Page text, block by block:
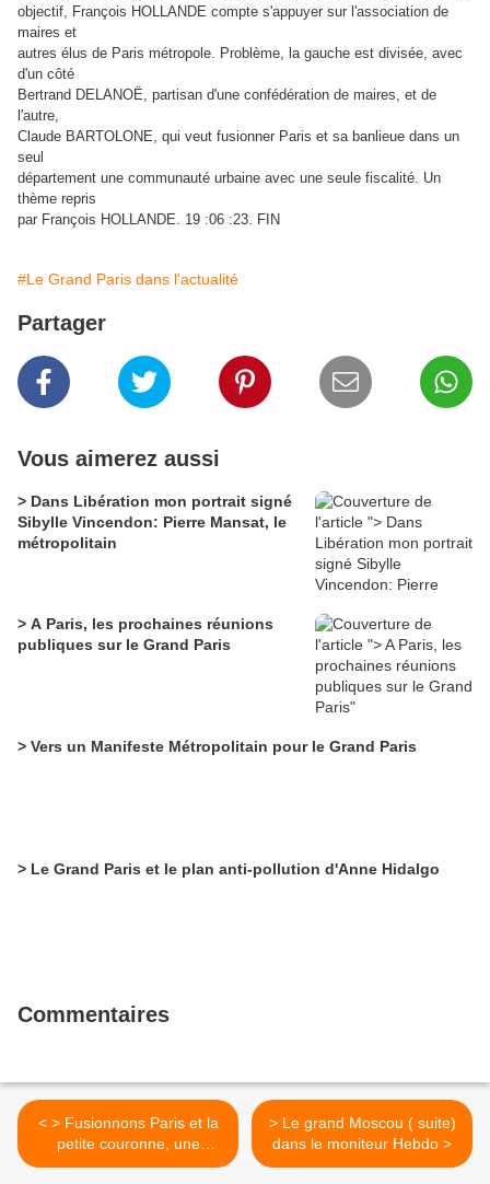
objectif, François HOLLANDE compte s'appuyer sur l'association de
maires et
autres élus de Paris métropole. Problème, la gauche est divisée, avec
d'un côté
Bertrand DELANOË, partisan d'une confédération de maires, et de
l'autre,
Claude BARTOLONE, qui veut fusionner Paris et sa banlieue dans un
seul
département une communauté urbaine avec une seule fiscalité. Un
thème repris
par François HOLLANDE. 19 :06 :23. FIN
#Le Grand Paris dans l'actualité
Partager
Vous aimerez aussi
> Dans Libération mon portrait signé
Sibylle Vincendon: Pierre Mansat, le
métropolitain
> A Paris, les prochaines réunions
publiques sur le Grand Paris
> Vers un Manifeste Métropolitain pour le Grand Paris
> Le Grand Paris et le plan anti-pollution d'Anne Hidalgo
Commentaires
< > Fusionnons Paris et la
petite couronne, une
tribune de Bartolone dans
> Le grand Moscou ( suite)
dans le moniteur Hebdo >